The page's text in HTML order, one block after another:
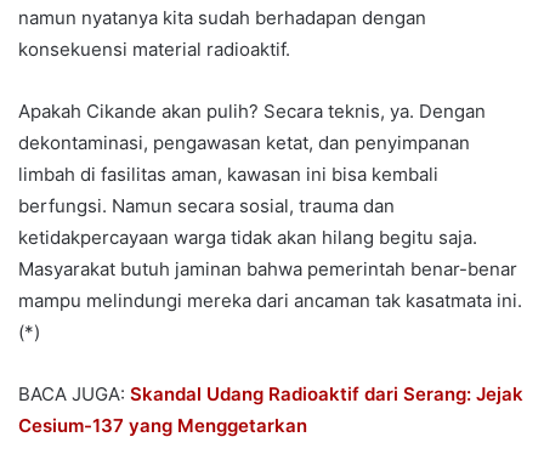
namun nyatanya kita sudah berhadapan dengan
konsekuensi material radioaktif.
Apakah Cikande akan pulih? Secara teknis, ya. Dengan
dekontaminasi, pengawasan ketat, dan penyimpanan
limbah di fasilitas aman, kawasan ini bisa kembali
berfungsi. Namun secara sosial, trauma dan
ketidakpercayaan warga tidak akan hilang begitu saja.
Masyarakat butuh jaminan bahwa pemerintah benar-benar
mampu melindungi mereka dari ancaman tak kasatmata ini.
(*)
BACA JUGA: Skandal Udang Radioaktif dari Serang: Jejak
Cesium-137 yang Menggetarkan